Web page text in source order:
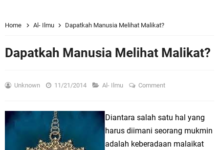
Home Al- Ilmu Dapatkah Manusia Melihat Malikat?
Dapatkah Manusia Melihat Malikat?
Unknown 11/21/2014 Al- Ilmu Comment
Diantara salah satu hal yang
harus diimani seorang mukmin
adalah keberadaan malaikat